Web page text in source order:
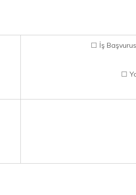
☐ İş
☐